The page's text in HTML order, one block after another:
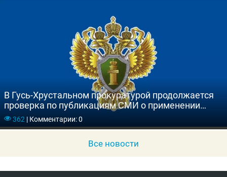
В Гусь-Хрустальном прокуратурой продолжается
проверка по публикациям СМИ о применении
насилия к учащемуся одной из городских школ
362 |Комментарии: 0
Все новости